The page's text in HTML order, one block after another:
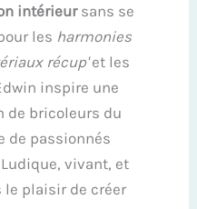
intérieursans se
les harmonies
récup'et les
inspire une
de bricoleurs du
de passionnés
vivant, et
plaisir de créer